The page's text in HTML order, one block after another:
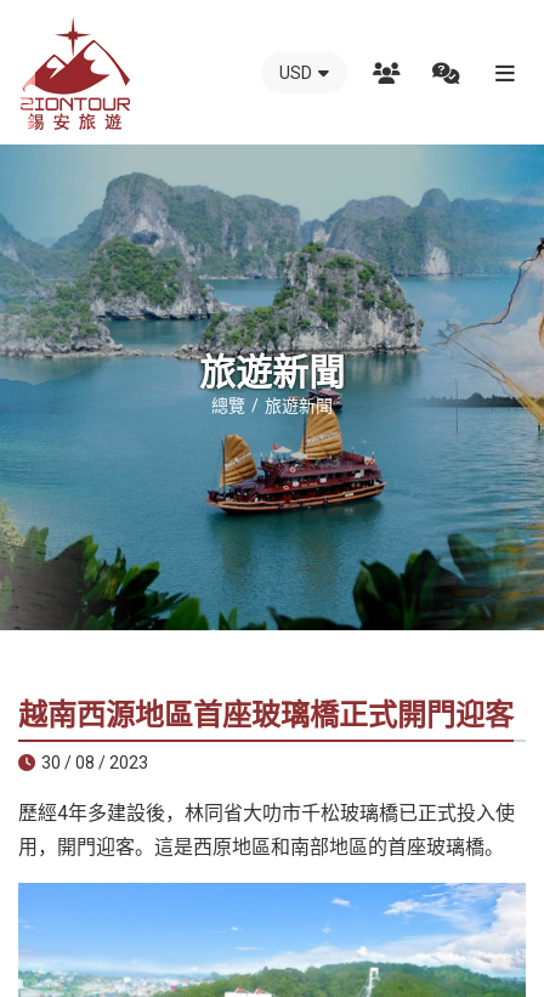
越
安
國
際
旅
行
社
南
接
錫
遊
-
在
越
好
的
USD
旅遊新聞
總覽 旅遊新聞
越南西源地區首座玻璃橋正式開門迎客
30 / 08 / 2023
歷經4年多建設後，林同省大叻市千松玻璃橋已正式投入使
用，開門迎客。這是西原地區和南部地區的首座玻璃橋。